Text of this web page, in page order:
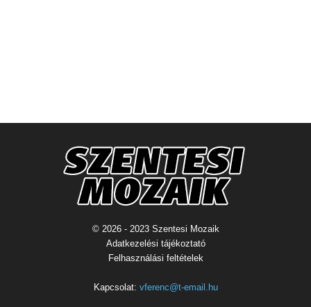
© 2026 - 2023 Szentesi Mozaik
Adatkezelési tájékoztató
Felhasználási feltételek
Kapcsolat: vferenc@t-email.hu